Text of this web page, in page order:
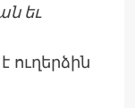
եւ
ուղերձին